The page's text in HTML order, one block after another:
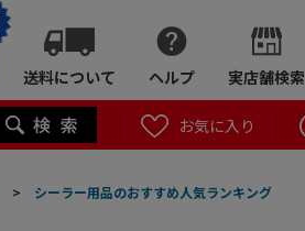
送料について ヘルプ 実店舗検索
お気に入り
> シーラー用品のおすすめ人気ランキング